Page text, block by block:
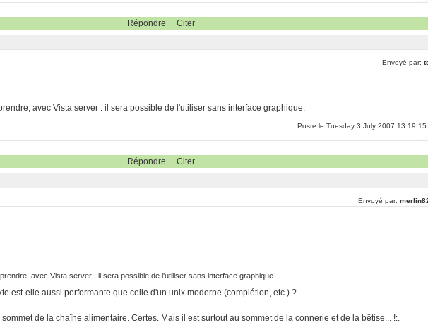
Répondre Citer
Envoyé par:
avec Vista server : il sera possible de l'utiliser sans interface graphique.
Poste le Tuesday 3 July 2007 13:19:15
Répondre Citer
Envoyé par:
avec Vista server : il sera possible de l'utiliser sans interface graphique.
est-elle aussi performante que celle d'un unix moderne (complétion, etc.) ?
de la chaîne alimentaire. Certes. Mais il est surtout au sommet de la connerie et de la bêtise... !:.